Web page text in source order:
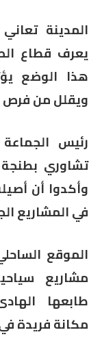
المدينة
يعرف قطاع
هذا الوضع
ويقلل من فرص
رئيس
تشاوري
وأكدوا أن
في المشاريع
الموقع
مشاريع
طابعها
مكانة فريدة